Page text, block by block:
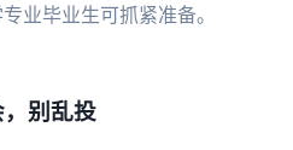
业毕业生可抓紧准备。
别乱投